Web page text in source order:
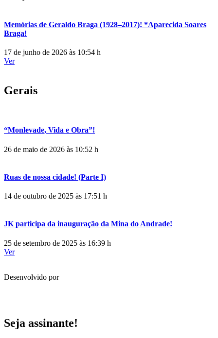
Memórias de Geraldo Braga (1928–2017)! *Aparecida Soares
Braga!
17 de junho de 2026 às 10:54 h
Ver
Gerais
“Monlevade, Vida e Obra”!
26 de maio de 2026 às 10:52 h
Ruas de nossa cidade! (Parte I)
14 de outubro de 2025 às 17:51 h
JK participa da inauguração da Mina do Andrade!
25 de setembro de 2025 às 16:39 h
Ver
Desenvolvido por
Seja assinante!